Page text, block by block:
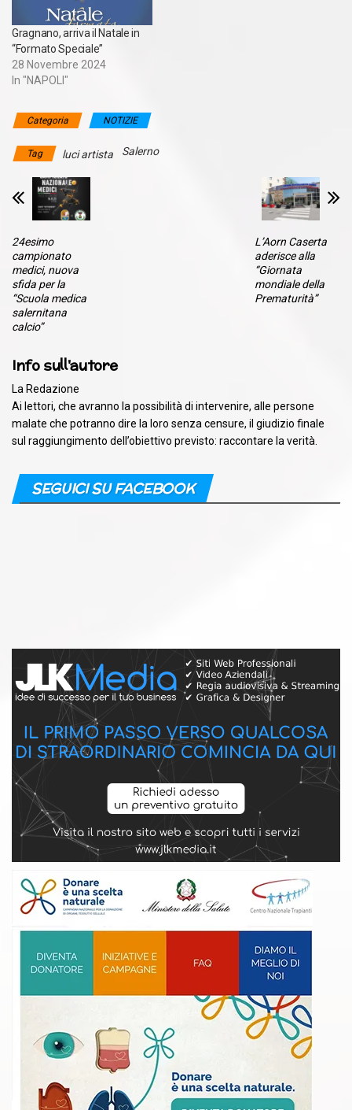
Gragnano, arriva il Natale in
“Formato Speciale”
28 Novembre 2024
In "NAPOLI"
Categoria NOTIZIE
Tag luci artista Salerno
24esimo
campionato
medici, nuova
sfida per la
“Scuola medica
salernitana
calcio”
L’Aorn Caserta
aderisce alla
“Giornata
mondiale della
Prematurità”
Info sull'autore
La Redazione
Ai lettori, che avranno la possibilità di intervenire, alle persone
malate che potranno dire la loro senza censure, il giudizio finale
sul raggiungimento dell’obiettivo previsto: raccontare la verità.
SEGUICI SU FACEBOOK